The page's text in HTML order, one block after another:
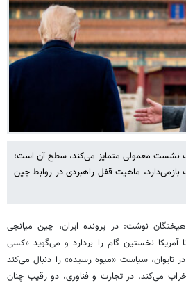
نشست معمولی متمایز می‌کند، سطح آن است؛
بازمی‌دارد، ماهیت قفل راهبردی در روابط چین
نوشت: در پرونده ایران، چین میانجی
نخستین گام را بردارد و می‌گوید «کسی
تایوان، سیاست «میوه رسیده» را دنبال می‌کند
می‌کند. در تجارت و فناوری، دو رقیب چنان